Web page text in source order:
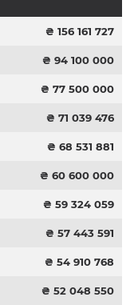
₴ 156 161 727
₴ 94 100 000
₴ 77 500 000
₴ 71 039 476
₴ 68 531 881
₴ 60 600 000
₴ 59 324 059
₴ 57 443 591
₴ 54 910 768
₴ 52 048 550